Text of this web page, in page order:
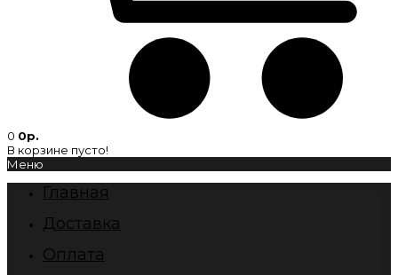
0 0р.
В корзине пусто!
Меню
Главная
Доставка
Оплата